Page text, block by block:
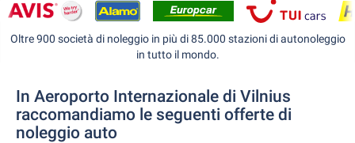
Oltre 900 società di noleggio in più di 85.000 stazioni di autonoleggio
in tutto il mondo.
In Aeroporto Internazionale di Vilnius
raccomandiamo le seguenti offerte di
noleggio auto